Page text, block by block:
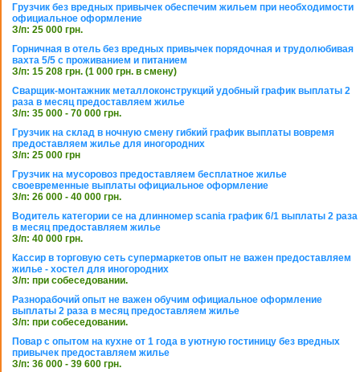
Грузчик без вредных привычек обеспечим жильем при необходимости
официальное оформление
З/п: 25 000 грн.
Горничная в отель без вредных привычек порядочная и трудолюбивая
вахта 5/5 с проживанием и питанием
З/п: 15 208 грн. (1 000 грн. в смену)
Сварщик-монтажник металлоконструкций удобный график выплаты 2
раза в месяц предоставляем жилье
З/п: 35 000 - 70 000 грн.
Грузчик на склад в ночную смену гибкий график выплаты вовремя
предоставляем жилье для иногородних
З/п: 25 000 грн
Грузчик на мусоровоз предоставляем бесплатное жилье
своевременные выплаты официальное оформление
З/п: 26 000 - 40 000 грн.
Водитель категории се на длинномер scania график 6/1 выплаты 2 раза
в месяц предоставляем жилье
З/п: 40 000 грн.
Кассир в торговую сеть супермаркетов опыт не важен предоставляем
жилье - хостел для иногородних
З/п: при собеседовании.
Разнорабочий опыт не важен обучим официальное оформление
выплаты 2 раза в месяц предоставляем жилье
З/п: при собеседовании.
Повар с опытом на кухне от 1 года в уютную гостиницу без вредных
привычек предоставляем жилье
З/п: 36 000 - 39 600 грн.